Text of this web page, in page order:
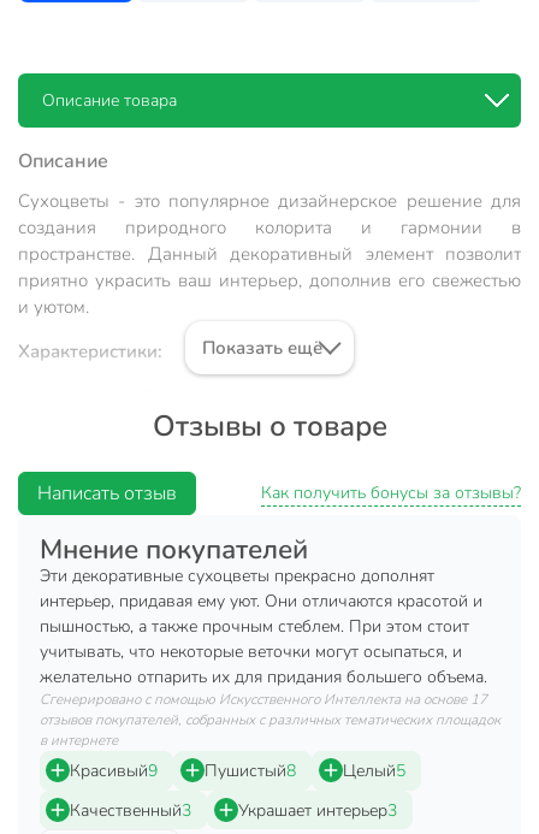
Описание товара
Описание
Сухоцветы - это популярное дизайнерское решение для
создания природного колорита и гармонии в
пространстве. Данный декоративный элемент позволит
приятно украсить ваш интерьер, дополнив его свежестью
и уютом.
Характеристики:
Цвет: белый.
Материал: сухоцвет.
15 штук в букете.
Преимущества:
Не вызывает аллергических реакций и не содержит
вредных веществ.
Сухоцветы - универсальный декоративный элемент,
который легко вписывается практически в любой
интерьер.
Напоминая о природе, сухоцветы будут
способствовать снижению стресса.
Данный декоративный элемент позволит приятно
Показать ещё
Отзывы о товаре
Написать отзыв Как получить бонусы за отзывы?
Мнение покупателей
Эти декоративные сухоцветы прекрасно дополнят
интерьер, придавая ему уют. Они отличаются красотой и
пышностью, а также прочным стеблем. При этом стоит
учитывать, что некоторые веточки могут осыпаться, и
желательно отпарить их для придания большего объема.
Сгенерировано с помощью Искусственного Интеллекта на основе 17
отзывов покупателей, собранных с различных тематических площадок
в интернете
Красивый9 Пушистый8 Целый5
Качественный3 Украшает интерьер3